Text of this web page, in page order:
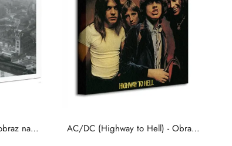
na
AC/DC (Highway to Hell) - Obraz